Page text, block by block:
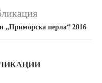
„Приморска перла“ 2016